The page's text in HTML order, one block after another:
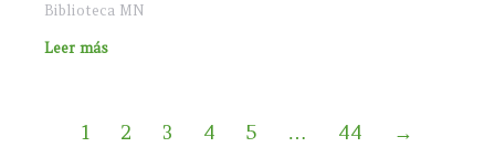
Biblioteca MN
Leer más
1 2 3 4 5 … 44 →